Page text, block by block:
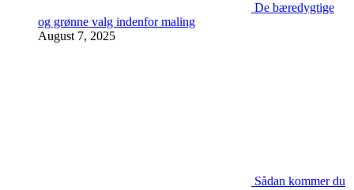
De bæredygtige
og grønne valg indenfor maling
August 7, 2025
Sådan kommer du